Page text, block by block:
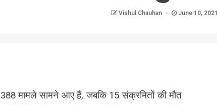
Vishul Chauhan June 10, 2021
मामले सामने आए हैं, जबकि 15 संक्रमितों की मौत